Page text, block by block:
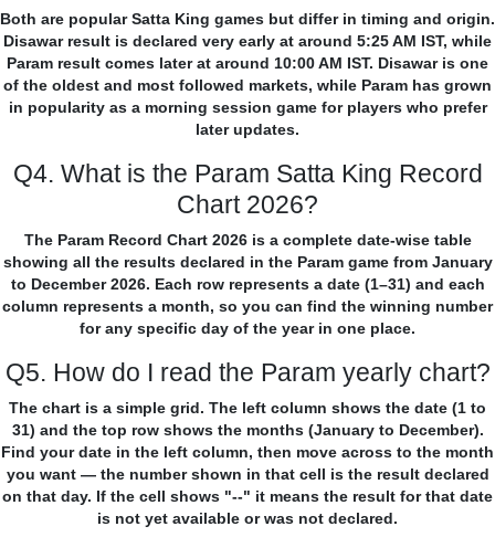
Both are popular Satta King games but differ in timing and origin.
Disawar result is declared very early at around 5:25 AM IST, while
Param result comes later at around 10:00 AM IST. Disawar is one
of the oldest and most followed markets, while Param has grown
in popularity as a morning session game for players who prefer
later updates.
Q4. What is the Param Satta King Record
Chart 2026?
The Param Record Chart 2026 is a complete date-wise table
showing all the results declared in the Param game from January
to December 2026. Each row represents a date (1–31) and each
column represents a month, so you can find the winning number
for any specific day of the year in one place.
Q5. How do I read the Param yearly chart?
The chart is a simple grid. The left column shows the date (1 to
31) and the top row shows the months (January to December).
Find your date in the left column, then move across to the month
you want — the number shown in that cell is the result declared
on that day. If the cell shows "--" it means the result for that date
is not yet available or was not declared.